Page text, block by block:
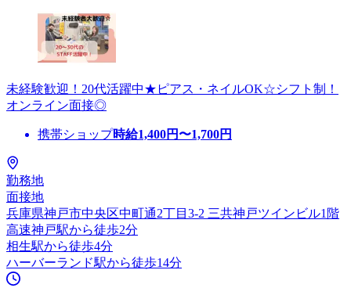
未経験歓迎！20代活躍中★ピアス・ネイルOK☆シフト制！
オンライン面接◎
携帯ショップ時給1,400円〜1,700円
勤務地
面接地
兵庫県神戸市中央区中町通2丁目3-2 三共神戸ツインビル1階
高速神戸駅から徒歩2分
相生駅から徒歩4分
ハーバーランド駅から徒歩14分